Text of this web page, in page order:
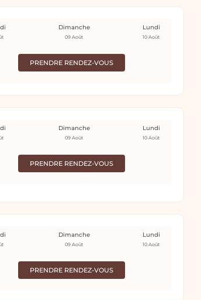
PRENDRE RENDEZ-VOUS
Dimanche
09 Août
Lundi
10 Août
PRENDRE RENDEZ-VOUS
Dimanche
09 Août
Lundi
10 Août
PRENDRE RENDEZ-VOUS
Dimanche
09 Août
Lundi
10 Août